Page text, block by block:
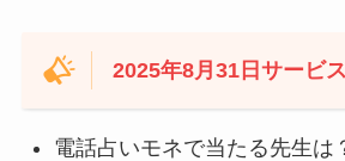
2025年8月31日サービ
電話占いモネで当たる先生は